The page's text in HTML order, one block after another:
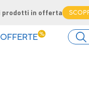
OFFERTE %